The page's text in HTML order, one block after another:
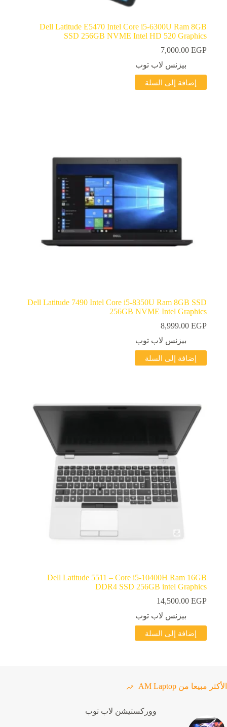
Dell Latitude E5470 Intel Core i5-6300U Ram 8GB
SSD 256GB NVME Intel HD 520 Graphics
7,000.00 EGP
بيزنس لاب توب
إضافة إلى السلة
Dell Latitude 7490 Intel Core i5-8350U Ram 8GB SSD
256GB NVME Intel Graphics
8,999.00 EGP
بيزنس لاب توب
إضافة إلى السلة
Dell Latitude 5511 – Core i5-10400H Ram 16GB
DDR4 SSD 256GB intel Graphics
14,500.00 EGP
بيزنس لاب توب
إضافة إلى السلة
الأكثر مبيعا من AM Laptop
ووركستيشن لاب توب